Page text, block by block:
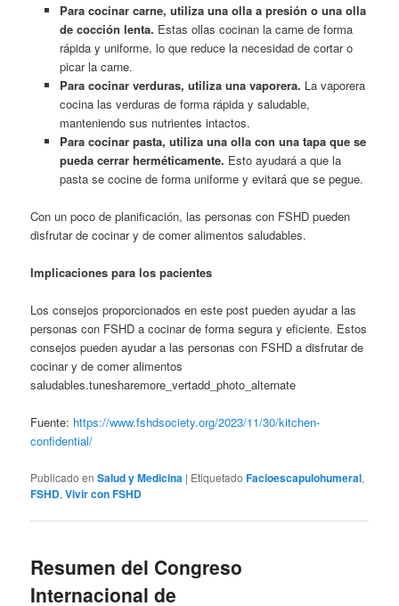
Para cocinar carne, utiliza una olla a presión o una olla
de cocción lenta. Estas ollas cocinan la carne de forma
rápida y uniforme, lo que reduce la necesidad de cortar o
picar la carne.
Para cocinar verduras, utiliza una vaporera. La vaporera
cocina las verduras de forma rápida y saludable,
manteniendo sus nutrientes intactos.
Para cocinar pasta, utiliza una olla con una tapa que se
pueda cerrar herméticamente. Esto ayudará a que la
pasta se cocine de forma uniforme y evitará que se pegue.
Con un poco de planificación, las personas con FSHD pueden
disfrutar de cocinar y de comer alimentos saludables.
Implicaciones para los pacientes
Los consejos proporcionados en este post pueden ayudar a las
personas con FSHD a cocinar de forma segura y eficiente. Estos
consejos pueden ayudar a las personas con FSHD a disfrutar de
cocinar y de comer alimentos
saludables.tunesharemore_vertadd_photo_alternate
Fuente: https://www.fshdsociety.org/2023/11/30/kitchen-
confidential/
Publicado en Salud y Medicina | Etiquetado Facioescapulohumeral,
FSHD,Vivir con FSHD
Resumen del Congreso
Internacional de